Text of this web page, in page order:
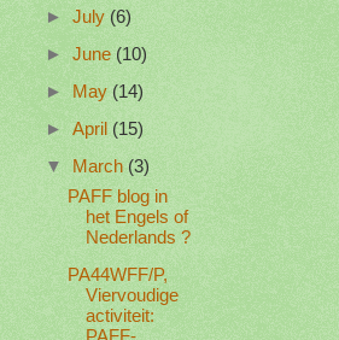
► July (6)
► June (10)
►
May (14)
► April (15)
▼
March (3)
PAFF blog in
het Engels of
Nederlands ?
PA44WFF/P,
Viervoudige
activiteit: